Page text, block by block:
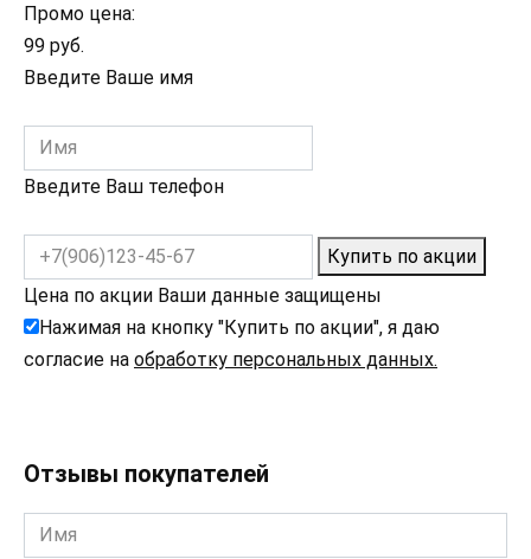
Промо цена:
99 руб.
Введите Ваше имя
Введите Ваш телефон
Купить по акции
Цена по акции Ваши данные защищены
Нажимая на кнопку "Купить по акции", я даю
согласие на обработку персональных данных.
Отзывы покупателей
Имя